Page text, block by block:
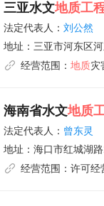
三亚水文地质工
法定代表人： 刘公然
地址： 三亚市河东区
经营范围： 地质灾
海南省水文地质
法定代表人： 曾东灵
地址： 海口市红城湖
经营范围： 许可经